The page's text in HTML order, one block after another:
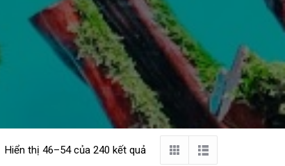
Hiển thị 46–54 của 240 kết quả